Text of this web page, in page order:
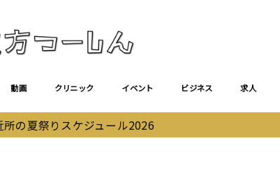
動画 クリニック イベント ビジネス 求人
所の夏祭りスケジュール2026